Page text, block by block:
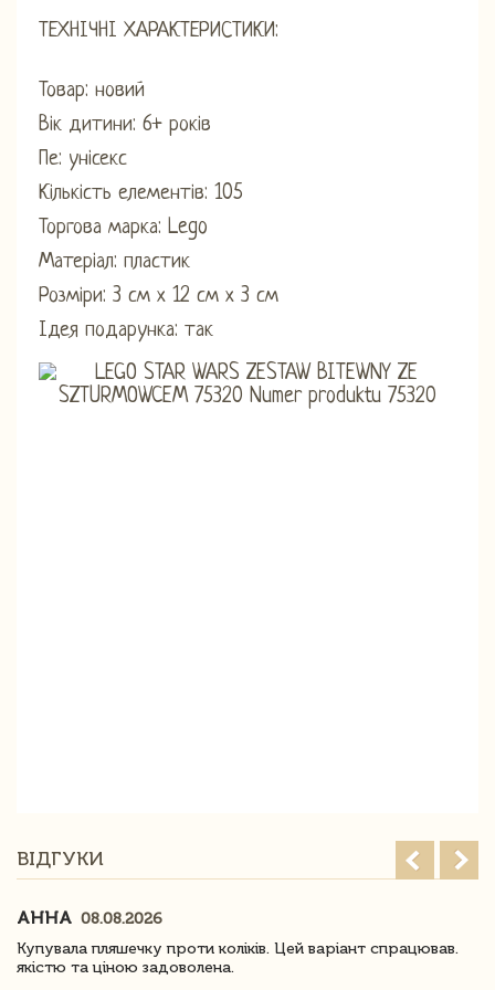
ТЕХНІЧНІ ХАРАКТЕРИСТИКИ:
Товар: новий
Вік дитини: 6+ років
Пе: ​​унісекс
Кількість елементів: 105
Торгова марка: Lego
Матеріал: пластик
Розміри: 3 см х 12 см х 3 см
Ідея подарунка: так
ВІДГУКИ
АННА 08.08.2026
Купувала пляшечку проти коліків. Цей варіант спрацював.
якістю та ціною задоволена.